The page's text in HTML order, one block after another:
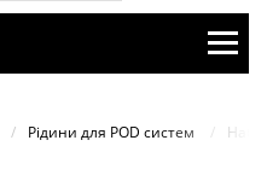
Рідини для POD систем